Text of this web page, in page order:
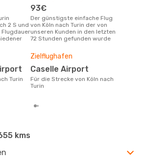
2 S und
Flugdauer
93€
Der günstigste einfache Flug
von Köln nach Turin der von
unseren Kunden in den letzten
72 Stunden gefunden wurde
Turin
Zielflughafen
Caselle Airport
Für die Strecke von Köln nach
Turin
kms